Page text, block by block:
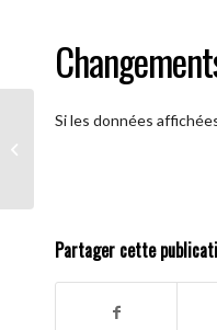
Si les données
Partager cette